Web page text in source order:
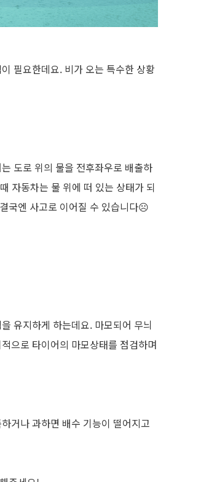
필요한데요. 비가 오는 특수한 상황
도로 위의 물을 전후좌우로 배출하
때 자동차는 물 위에 떠 있는 상태가 되
결국엔 사고로 이어질 수 있습니다☹
유지하게 하는데요. 마모되어 무늬
으로 타이어의 마모상태를 점검하며
거나과하면 배수 기능이 떨어지고